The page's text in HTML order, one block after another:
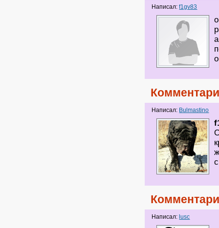
Написал:f1gv83
Написал: Bulmastino
Написал: lusc